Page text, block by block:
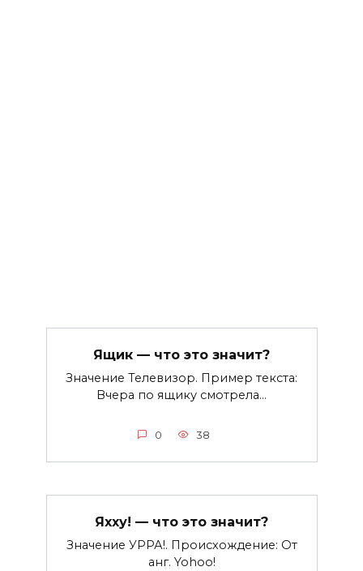
Ящик — что это значит?
Значение Телевизор. Пример текста:
Вчера по ящику смотрела…
0 38
Яхху! — что это значит?
Значение УРРА!. Происхождение: От
анг. Yohoo!